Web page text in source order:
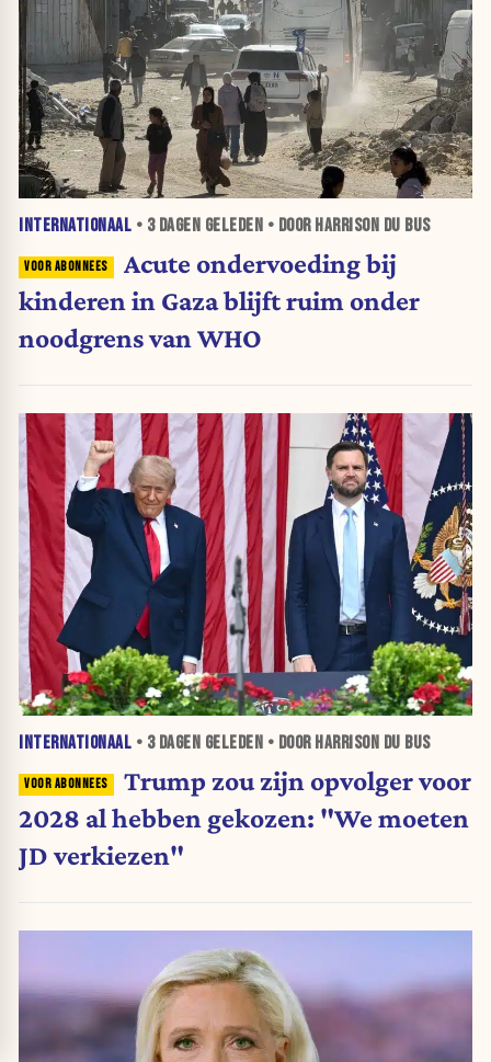
INTERNATIONAAL • 3 DAGEN GELEDEN • DOOR HARRISON DU BUS
Acute ondervoeding bij
kinderen in Gaza blijft ruim onder
noodgrens van WHO
INTERNATIONAAL • 3 DAGEN GELEDEN • DOOR HARRISON DU BUS
Trump zou zijn opvolger voor
2028 al hebben gekozen: "We moeten
JD verkiezen"